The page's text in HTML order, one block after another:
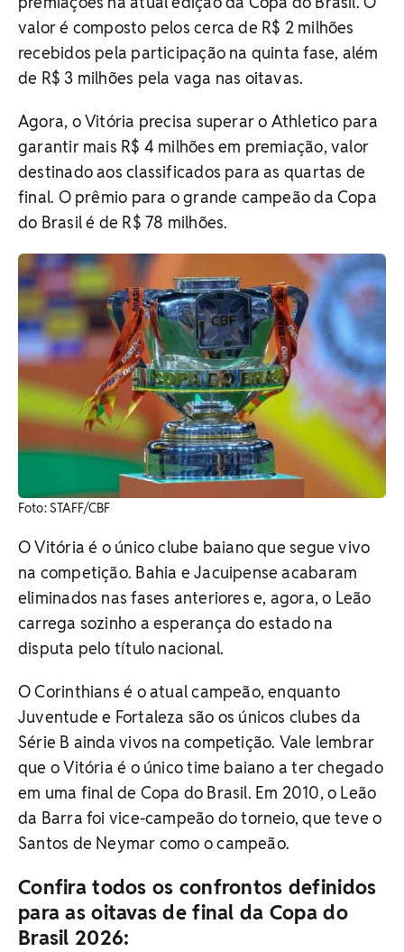
valor é composto pelos cerca de R$ 2 milhões
recebidos pela participação na quinta fase, além
de R$ 3 milhões pela vaga nas oitavas.
Agora, o Vitória precisa superar o Athletico para
garantir mais R$ 4 milhões em premiação, valor
destinado aos classificados para as quartas de
final. O prêmio para o grande campeão da Copa
do Brasil é de R$ 78 milhões.
Foto: STAFF/CBF
O Vitória é o único clube baiano que segue vivo
na competição. Bahia e Jacuipense acabaram
eliminados nas fases anteriores e, agora, o Leão
carrega sozinho a esperança do estado na
disputa pelo título nacional.
O Corinthians é o atual campeão, enquanto
Juventude e Fortaleza são os únicos clubes da
Série B ainda vivos na competição. Vale lembrar
que o Vitória é o único time baiano a ter chegado
em uma final de Copa do Brasil. Em 2010, o Leão
da Barra foi vice-campeão do torneio, que teve o
Santos de Neymar como o campeão.
Confira todos os confrontos definidos
para as oitavas de final da Copa do
Brasil 2026: